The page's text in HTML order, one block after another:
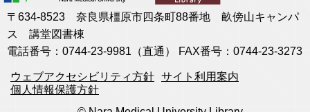
〒634-8523 奈良県橿原市四条町88番地 畝傍山キャンパ
ス 講堂図書棟
電話番号：0744-23-9981（直通） FAX番号：0744-23-3273
ウェブアクセシビリティ方針 サイト利用案内
個人情報保護方針